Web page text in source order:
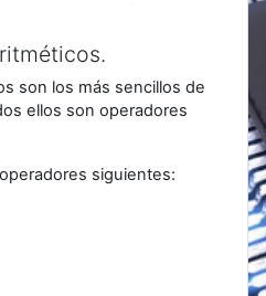
son los más sencillos de
ellos son operadores
siguientes: